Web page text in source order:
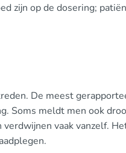
zijn op de dosering;
De meest
Soms meldt men ook
vaak vanzelf.